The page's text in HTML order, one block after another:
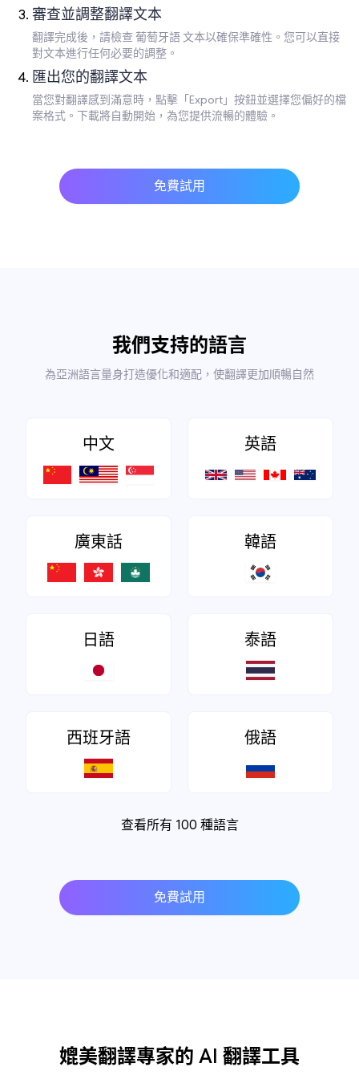
審查並調整翻譯文本
翻譯完成後，請檢查 葡萄牙語 文本以確保準確性。您可以直接
對文本進行任何必要的調整。
匯出您的翻譯文本
當您對翻譯感到滿意時，點擊「Export」按鈕並選擇您偏好的檔
案格式。下載將自動開始，為您提供流暢的體驗。
免費試用
我們支持的語言
為亞洲語言量身打造優化和適配，使翻譯更加順暢自然
中文 英語
廣東話 韓語
日語 泰語
西班牙語 俄語
查看所有 100 種語言
免費試用
媲美翻譯專家的 AI 翻譯工具